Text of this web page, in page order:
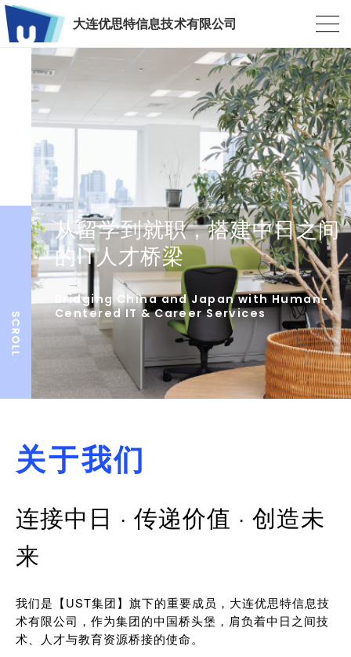
大连优思特信息技术有限公司
从留学到就职，搭建中日之间
的IT人才桥梁
Bridging China and Japan with Human-
Centered IT & Career Services
关于我们
连接中日 · 传递价值 · 创造未
来
我们是【UST集团】旗下的重要成员，大连优思特信息技
术有限公司，作为集团的中国桥头堡，肩负着中日之间技
术、人才与教育资源桥接的使命。